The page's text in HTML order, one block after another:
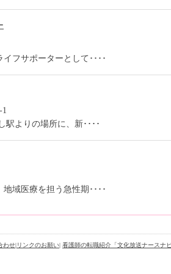
フサポーターとして････
1
駅よりの場所に、新････
域医療を担う急性期････
わせ|リンクのお願い| 看護師の転職紹介「文化放送ナースナ